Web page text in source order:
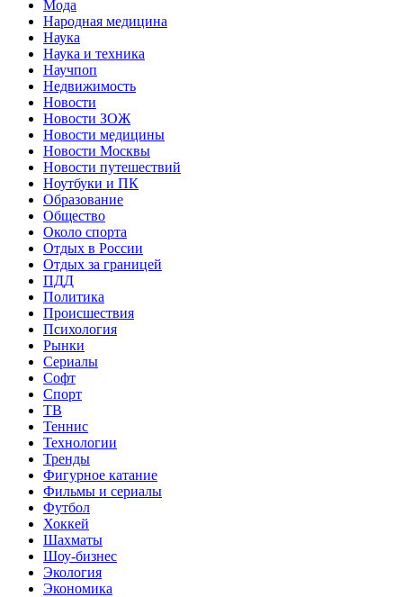
Мода
Народная медицина
Наука
Наука и техника
Научпоп
Недвижимость
Новости
Новости ЗОЖ
Новости медицины
Новости Москвы
Новости путешествий
Ноутбуки и ПК
Образование
Общество
Около спорта
Отдых в России
Отдых за границей
ПДД
Политика
Происшествия
Психология
Рынки
Сериалы
Софт
Спорт
ТВ
Теннис
Технологии
Тренды
Фигурное катание
Фильмы и сериалы
Футбол
Хоккей
Шахматы
Шоу-бизнес
Экология
Экономика